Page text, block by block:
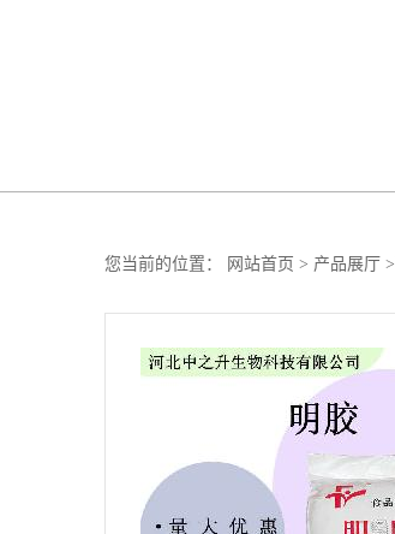
您当前的位置： 网站首页 > 产品展厅 >